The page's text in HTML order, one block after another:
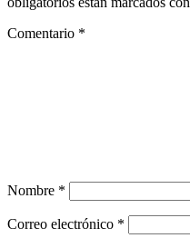
Comentario *
Nombre *
Correo electrónico *